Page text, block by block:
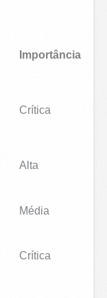
Importância
Crítica
Alta
Média
Crítica